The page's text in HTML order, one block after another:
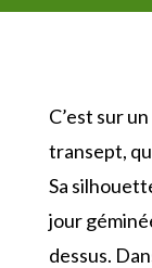
C’est sur
transept,
Sa
jour
dessus.